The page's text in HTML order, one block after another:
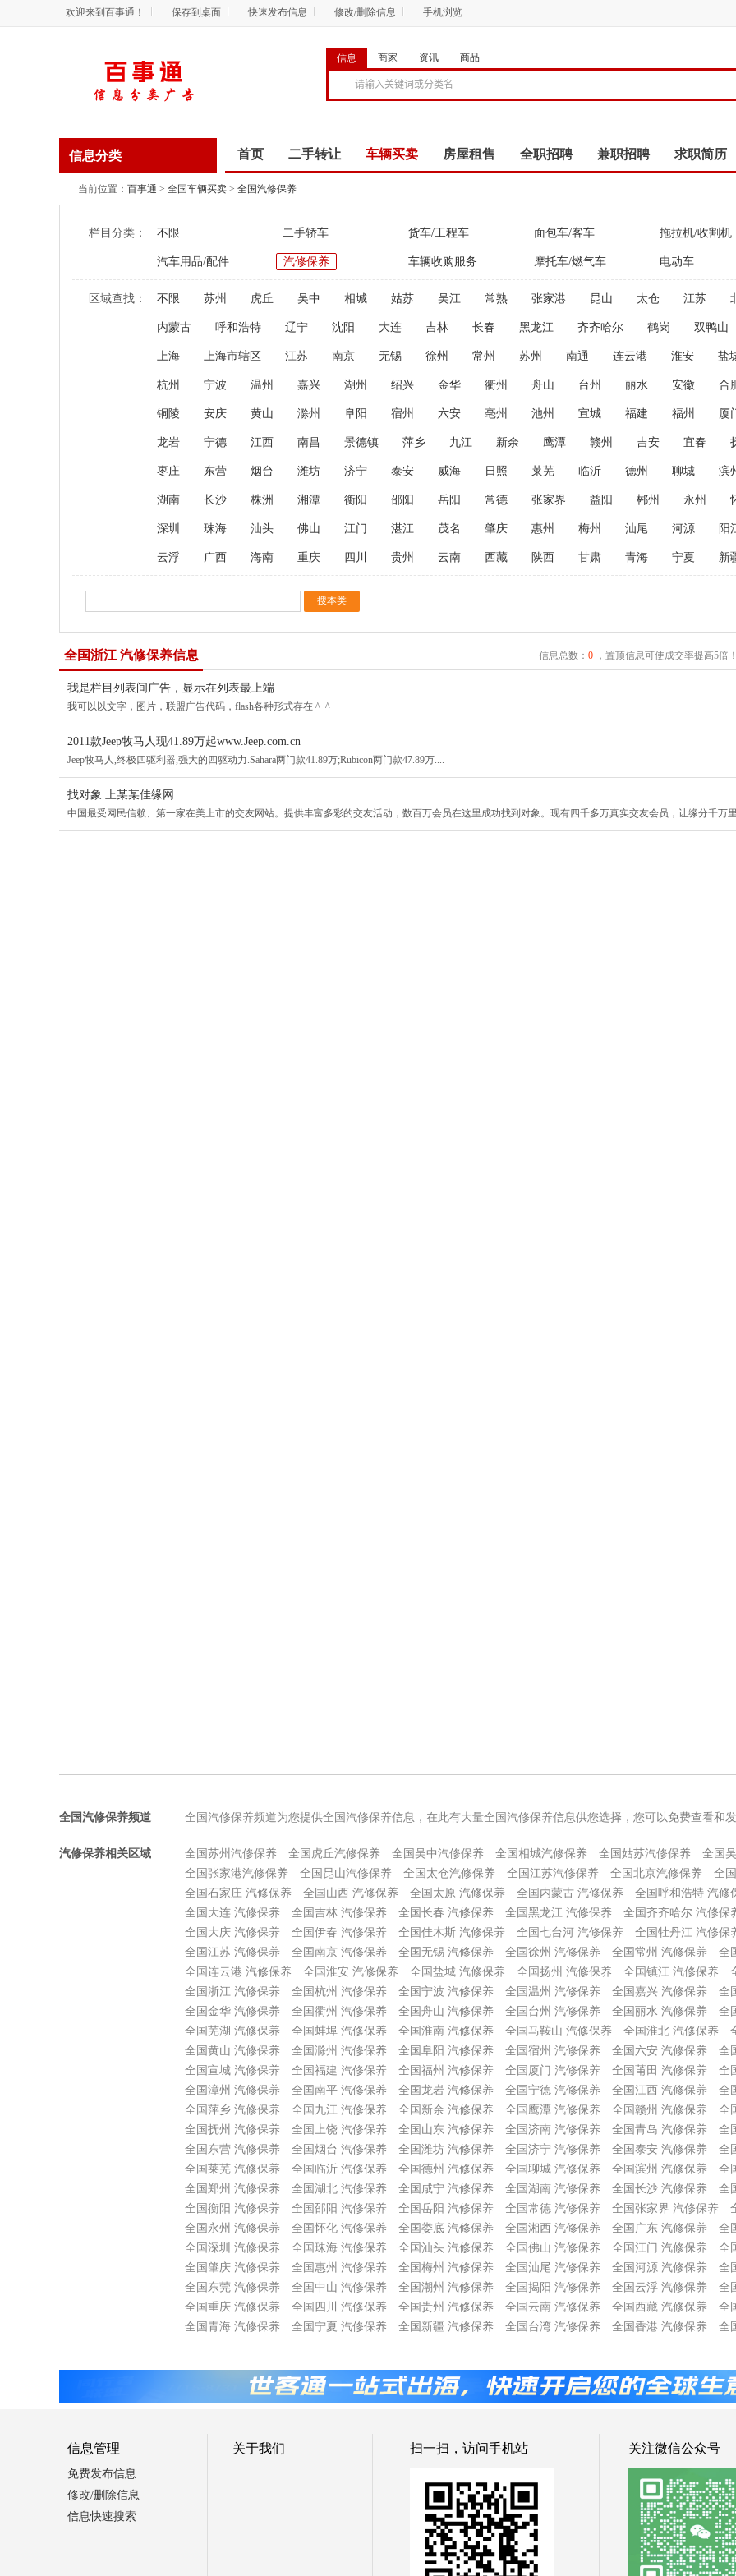
欢迎来到百事通！ 保存到桌面 快速发布信息 修改/删除信息 手机浏览
信息 商家 资讯 商品
信息分类 首页 二手转让 车辆买卖 房屋租售 全职招聘 兼职招聘 求职简历
商务服务
当前位置： 百事通 > 全国车辆买卖 > 全国汽修保养
栏目分类： 不限 二手轿车 货车/工程车 面包车/客车 拖拉机/收割机
汽车用品/配件 汽修保养 车辆收购服务 摩托车/燃气车 电动车
区域查找： 不限 苏州 虎丘 吴中 相城 姑苏 吴江 常熟 张家港 昆山 太仓 江苏
内蒙古 呼和浩特 辽宁 沈阳 大连 吉林 长春 黑龙江 齐齐哈尔 鹤岗 双鸭山
上海 上海市辖区 江苏 南京 无锡 徐州 常州 苏州 南通 连云港 淮安 盐
杭州 宁波 温州 嘉兴 湖州 绍兴 金华 衢州 舟山 台州 丽水 安徽 合
铜陵 安庆 黄山 滁州 阜阳 宿州 六安 亳州 池州 宣城 福建 福州 厦
龙岩 宁德 江西 南昌 景德镇 萍乡 九江 新余 鹰潭 赣州 吉安 宜春
枣庄 东营 烟台 潍坊 济宁 泰安 威海 日照 莱芜 临沂 德州 聊城 滨
湖南 长沙 株洲 湘潭 衡阳 邵阳 岳阳 常德 张家界 益阳 郴州 永州
深圳 珠海 汕头 佛山 江门 湛江 茂名 肇庆 惠州 梅州 汕尾 河源 阳
云浮 广西 海南 重庆 四川 贵州 云南 西藏 陕西 甘肃 青海 宁夏 新
全国浙江 汽修保养信息 信息总数： 0，置顶信息可使成交率提高5倍
我是栏目列表间广告，显示在列表最上端
我可以以文字，图片，联盟广告代码，flash各种形式存在 ^_^
2011款Jeep牧马人现41.89万起www.Jeep.com.cn
Jeep牧马人,终极四驱利器,强大的四驱动力.Sahara两门款41.89万;Rubicon两门款47.89万....
找对象 上某某佳缘网
中国最受网民信赖、第一家在美上市的交友网站。提供丰富多彩的交友活动，数百万会员在这里成功找到对象。现有四千多万真实交友会员，让缘分千万
全国汽修保养频道 全国汽修保养频道为您提供全国汽修保养信息，在此有大量全国汽修保养信息供您选择，您可以免费查看和
汽修保养相关区域 全国苏州汽修保养 全国虎丘汽修保养 全国吴中汽修保养 全国相城汽修保养 全国姑苏汽修保养
全国
全国张家港汽修保养
全国昆山汽修保养 全国太仓汽修保养 全国江苏汽修保养 全国北京汽修保养
全
全国石家庄 汽修保养
全国山西 汽修保养 全国太原 汽修保养 全国内蒙古 汽修保养
全国呼和浩特 汽修
全国大连 汽修保养
全国吉林 汽修保养 全国长春 汽修保养 全国黑龙江 汽修保养
全国齐齐哈尔 汽修保
全国大庆 汽修保养
全国伊春 汽修保养 全国佳木斯 汽修保养 全国七台河 汽修保养
全国牡丹江 汽修保
全国江苏 汽修保养
全国南京 汽修保养 全国无锡 汽修保养 全国徐州 汽修保养 全国常州 汽修保养
全
全国连云港 汽修保养
全国淮安 汽修保养 全国盐城 汽修保养 全国扬州 汽修保养 全国镇江 汽修保养
全国浙江 汽修保养
全国杭州 汽修保养 全国宁波 汽修保养 全国温州 汽修保养 全国嘉兴 汽修保养
全
全国金华 汽修保养
全国衢州 汽修保养 全国舟山 汽修保养 全国台州 汽修保养 全国丽水 汽修保养
全
全国芜湖 汽修保养
全国蚌埠 汽修保养 全国淮南 汽修保养 全国马鞍山 汽修保养 全国淮北 汽修保养
全国黄山 汽修保养
全国滁州 汽修保养 全国阜阳 汽修保养 全国宿州 汽修保养 全国六安 汽修保养
全
全国宣城 汽修保养
全国福建 汽修保养 全国福州 汽修保养 全国厦门 汽修保养 全国莆田 汽修保养
全
全国漳州 汽修保养
全国南平 汽修保养 全国龙岩 汽修保养 全国宁德 汽修保养 全国江西 汽修保养
全
全国萍乡 汽修保养
全国九江 汽修保养 全国新余 汽修保养 全国鹰潭 汽修保养 全国赣州 汽修保养
全
全国抚州 汽修保养
全国上饶 汽修保养 全国山东 汽修保养 全国济南 汽修保养 全国青岛 汽修保养
全
全国东营 汽修保养
全国烟台 汽修保养 全国潍坊 汽修保养 全国济宁 汽修保养 全国泰安 汽修保养
全
全国莱芜 汽修保养
全国临沂 汽修保养 全国德州 汽修保养 全国聊城 汽修保养 全国滨州 汽修保养
全
全国郑州 汽修保养
全国湖北 汽修保养 全国咸宁 汽修保养 全国湖南 汽修保养 全国长沙 汽修保养
全
全国衡阳 汽修保养
全国邵阳 汽修保养 全国岳阳 汽修保养 全国常德 汽修保养 全国张家界 汽修保养
全国永州 汽修保养
全国怀化 汽修保养 全国娄底 汽修保养 全国湘西 汽修保养 全国广东 汽修保养
全
全国深圳 汽修保养
全国珠海 汽修保养 全国汕头 汽修保养 全国佛山 汽修保养 全国江门 汽修保养
全
全国肇庆 汽修保养
全国惠州 汽修保养 全国梅州 汽修保养 全国汕尾 汽修保养 全国河源 汽修保养
全
全国东莞 汽修保养
全国中山 汽修保养 全国潮州 汽修保养 全国揭阳 汽修保养 全国云浮 汽修保养
全
全国重庆 汽修保养
全国四川 汽修保养 全国贵州 汽修保养 全国云南 汽修保养 全国西藏 汽修保养
全
全国青海 汽修保养
全国宁夏 汽修保养 全国新疆 汽修保养 全国台湾 汽修保养 全国香港 汽修保养 全
信息管理
免费发布信息
修改/删除信息
信息快速搜索
关于我们 扫一扫，访问手机站 关注微信公众号